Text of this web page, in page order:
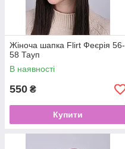
Жіноча шапка Flirt Феєрія 56-
58 Тауп
В наявності
550 ₴
Купити